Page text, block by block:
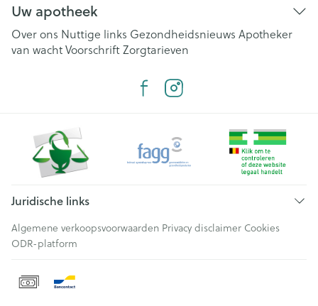
Uw apotheek
Over ons Nuttige links Gezondheidsnieuws Apotheker
van wachtVoorschriftZorgtarieven
Juridische links
Algemene verkoopsvoorwaarden Privacy disclaimer Cookies
ODR-platform